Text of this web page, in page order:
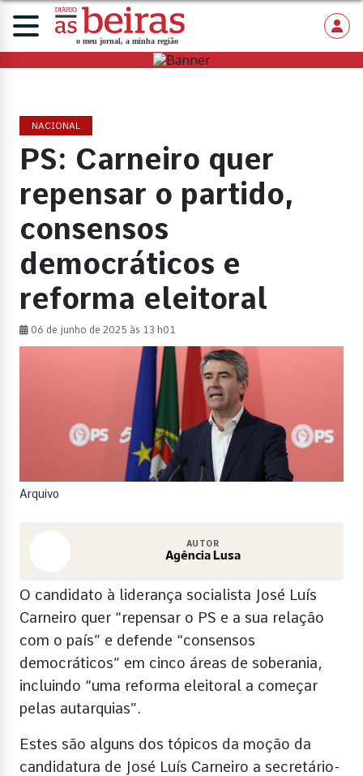
NACIONAL
PS: Carneiro quer
repensar o partido,
consensos
democráticos e
reforma eleitoral
06 de junho de 2025 às 13 h01
Arquivo
AUTOR
Agência Lusa
O candidato à liderança socialista José Luís
Carneiro quer “repensar o PS e a sua relação
com o país” e defende “consensos
democráticos” em cinco áreas de soberania,
incluindo “uma reforma eleitoral a começar
pelas autarquias”.
Estes são alguns dos tópicos da moção da
candidatura de José Luís Carneiro a secretário-